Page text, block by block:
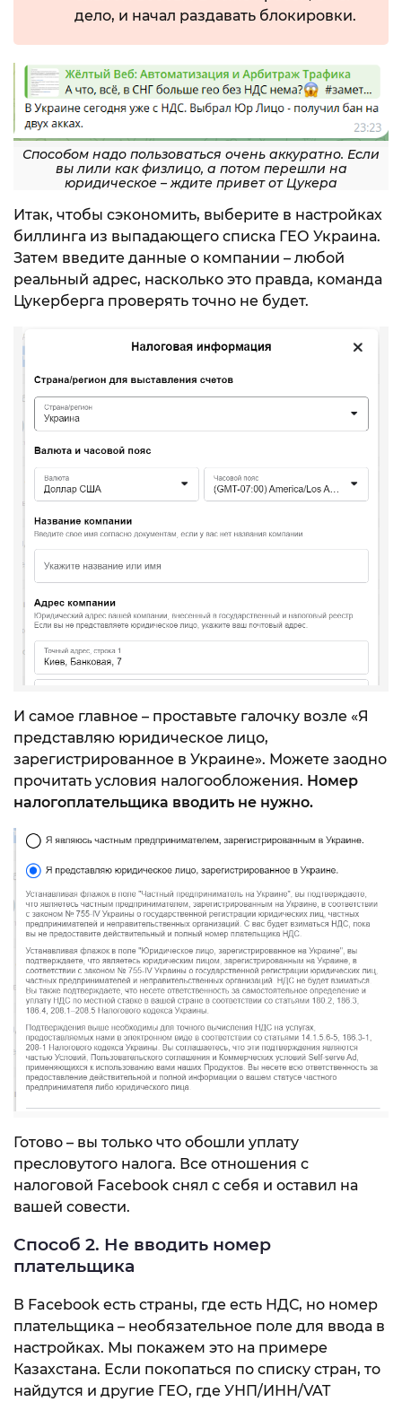
дело, и начал раздавать блокировки.
Способом надо пользоваться очень аккуратно. Если
вы лили как физлицо, а потом перешли на
юридическое – ждите привет от Цукера
Итак, чтобы сэкономить, выберите в настройках
биллинга из выпадающего списка ГЕО Украина.
Затем введите данные о компании – любой
реальный адрес, насколько это правда, команда
Цукерберга проверять точно не будет.
И самое главное – проставьте галочку возле «Я
представляю юридическое лицо,
зарегистрированное в Украине». Можете заодно
прочитать условия налогообложения. Номер
налогоплательщика вводить не нужно.
Готово – вы только что обошли уплату
пресловутого налога. Все отношения с
налоговой Facebook снял с себя и оставил на
вашей совести.
Способ 2. Не вводить номер
плательщика
В Facebook есть страны, где есть НДС, но номер
плательщика – необязательное поле для ввода в
настройках. Мы покажем это на примере
Казахстана. Если покопаться по списку стран, то
найдутся и другие ГЕО, где УНП/ИНН/VAT